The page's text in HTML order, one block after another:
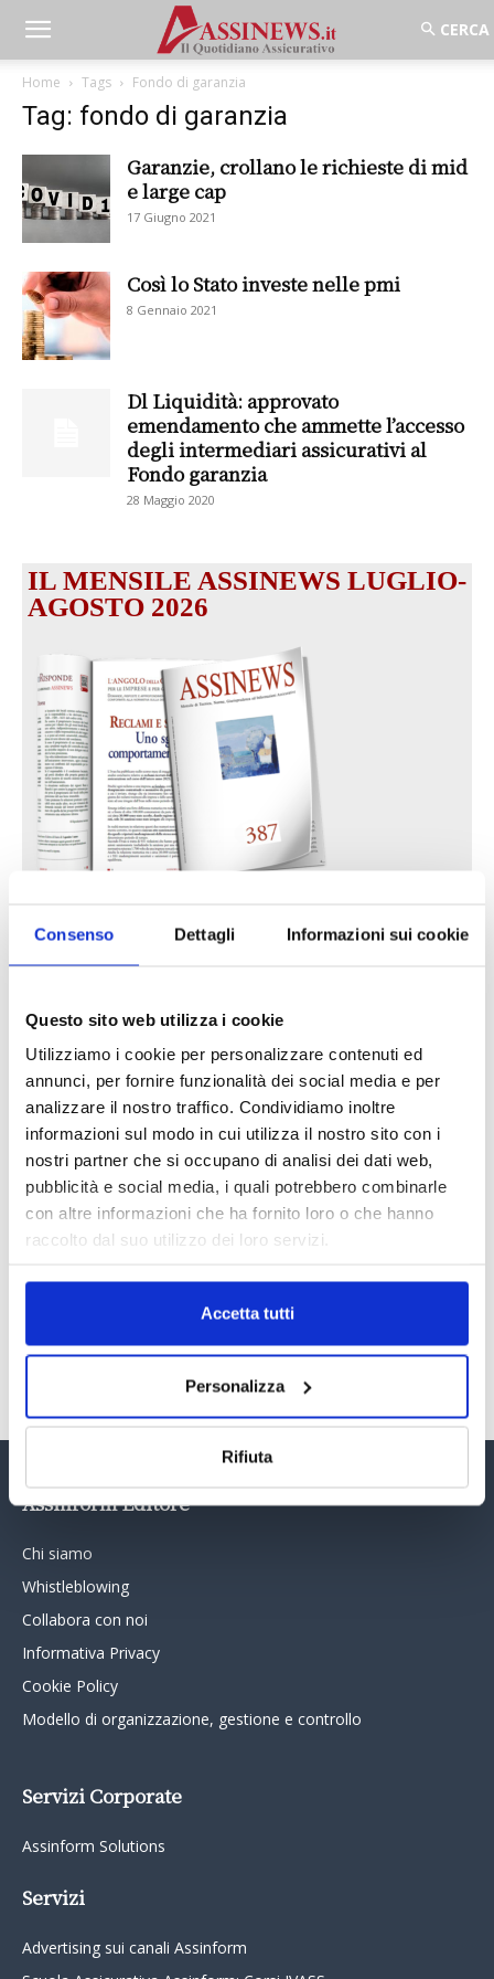
Consenso Dettagli Informazioni sui cookie
Questo sito web utilizza i cookie
Utilizziamo i cookie per personalizzare contenuti ed
annunci, per fornire funzionalità dei social media e per
analizzare il nostro traffico. Condividiamo inoltre
informazioni sul modo in cui utilizza il nostro sito con i
nostri partner che si occupano di analisi dei dati web,
pubblicità e social media, i quali potrebbero combinarle
con altre informazioni che ha fornito loro o che hanno
raccolto dal suo utilizzo dei loro servizi.
Accetta tutti
Personalizza
Rifiuta
Home Tags Fondo di garanzia
Tag: fondo di garanzia
Garanzie, crollano le richieste di mid
e large cap
17 Giugno 2021
Così lo Stato investe nelle pmi
8 Gennaio 2021
Dl Liquidità: approvato
emendamento che ammette l’accesso
degli intermediari assicurativi al
Fondo garanzia
28 Maggio 2020
IL MENSILE ASSINEWS LUGLIO-
AGOSTO 2026
Reclami e sanzioni 2025
30 Giugno 2026
LA GESTIONE DELLA REPUTAZIONE.
RECENSIONI E CRISI DIGITALI
30 Giugno 2026
Il “Modulo CAI” diventa digitale
30 Giugno 2026
PREMI 2025. I TOP TEN
TUTTI GLI ARTICOLI DEL MESE
Assinform Editore
Chi siamo
Whistleblowing
Collabora con noi
Informativa Privacy
Cookie Policy
Modello di organizzazione, gestione e controllo
Servizi Corporate
Assinform Solutions
Servizi
Advertising sui canali Assinform